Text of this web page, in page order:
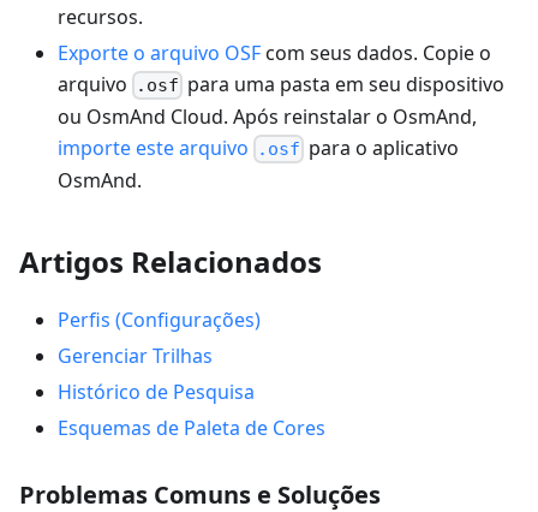
recursos.
Exporte o arquivo OSFcom seus dados. Copie o
arquivo
.osf para uma pasta em seu dispositivo
ou OsmAnd Cloud. Após reinstalar o OsmAnd,
importe este arquivo
.osf para o aplicativo
OsmAnd.
Artigos Relacionados
Perfis (Configurações)
Gerenciar Trilhas
Histórico de Pesquisa
Esquemas de Paleta de Cores
Problemas Comuns e Soluções